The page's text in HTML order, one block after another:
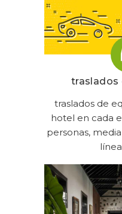
traslados
traslados de
hotel en cada
personas,